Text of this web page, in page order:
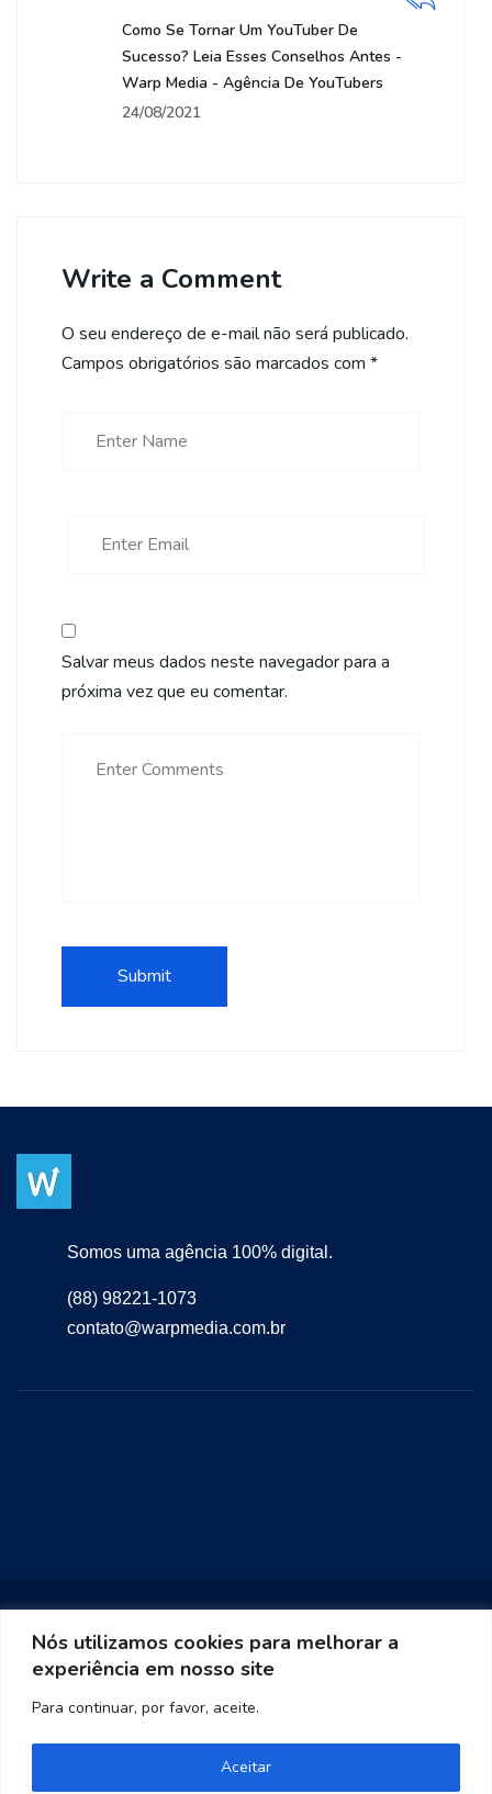
Nós utilizamos cookies para melhorar a
experiência em nosso site
Para continuar, por favor, aceite.
Aceitar
Como Se Tornar Um YouTuber De
Sucesso? Leia Esses Conselhos Antes -
Warp Media - Agência De YouTubers
24/08/2021
Write a Comment
O seu endereço de e-mail não será publicado.
Campos obrigatórios são marcados com *
Salvar meus dados neste navegador para a
próxima vez que eu comentar.
Somos uma agência 100% digital.
(88) 98221-1073
contato@warpmedia.com.br